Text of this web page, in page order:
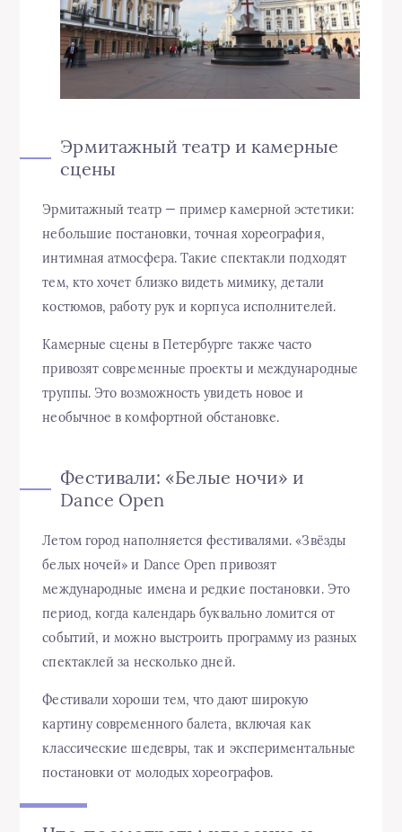
Эрмитажный театр и камерные
сцены
Эрмитажный театр — пример камерной эстетики:
небольшие постановки, точная хореография,
интимная атмосфера. Такие спектакли подходят
тем, кто хочет близко видеть мимику, детали
костюмов, работу рук и корпуса исполнителей.
Камерные сцены в Петербурге также часто
привозят современные проекты и международные
труппы. Это возможность увидеть новое и
необычное в комфортной обстановке.
Фестивали: «Белые ночи» и
Dance Open
Летом город наполняется фестивалями. «Звёзды
белых ночей» и Dance Open привозят
международные имена и редкие постановки. Это
период, когда календарь буквально ломится от
событий, и можно выстроить программу из разных
спектаклей за несколько дней.
Фестивали хороши тем, что дают широкую
картину современного балета, включая как
классические шедевры, так и экспериментальные
постановки от молодых хореографов.